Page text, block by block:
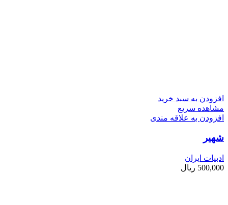
افزودن به سبد خرید
مشاهده سریع
افزودن به علاقه مندی
شهیر
ادبیات ایران
500,000 ریال